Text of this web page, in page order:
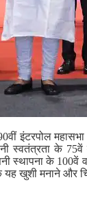
इंटरपोल
स्वतंत्रता के
स्थापना के 100वें
यह खुशी मनाने